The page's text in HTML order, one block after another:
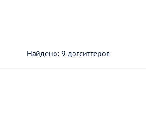
Найдено: 9 догситтеров